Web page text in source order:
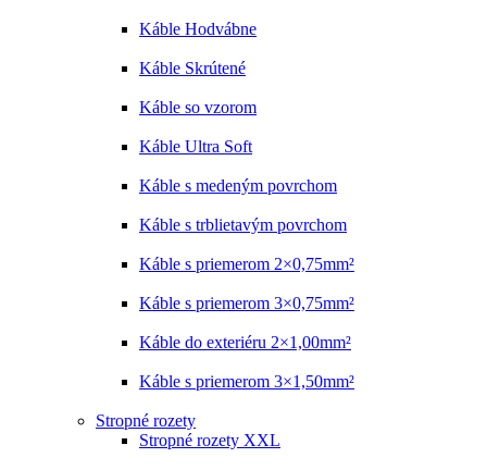
Káble Hodvábne
Káble Skrútené
Káble so vzorom
Káble Ultra Soft
Káble s medeným povrchom
Káble s trblietavým povrchom
Káble s priemerom 2×0,75mm²
Káble s priemerom 3×0,75mm²
Káble do exteriéru 2×1,00mm²
Káble s priemerom 3×1,50mm²
Stropné rozety
Stropné rozety XXL